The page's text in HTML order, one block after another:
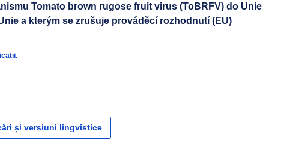
Tomato brown rugose fruit virus (ToBRFV) do Unie
a kterým se zrušuje prováděcí rozhodnutí (EU)
și versiuni lingvistice